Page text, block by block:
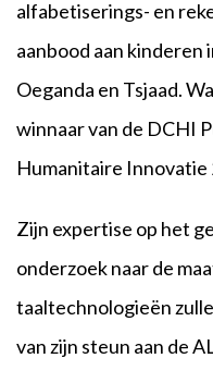
alfabetiserings- en
aanbood aan kinderen
Oeganda en Tsjaad.
winnaar van de DCHI
Humanitaire Innovatie
Zijn expertise op het
onderzoek naar de
taaltechnologieën
van zijn steun aan de